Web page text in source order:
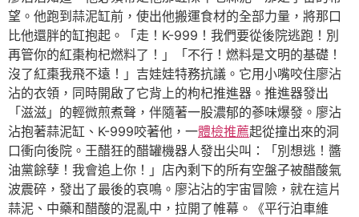
望。他跑到蒜泥缸前，使出他搬運食材的全部力量，將那口
比他還胖的缸抱起。「走！K-999！我們要從後院逃跑！別
再管你的紅棗枸杞燃料了！」「不行！燃料是文明的基礎！
沒了紅棗我飛不遠！」吉娃娃特務抗議。它用小嘴咬住廖沾
沾的衣領，同時開啟了它背上的枸杞推進器。推進器發出
「滋滋」的輕微煎煮聲，伴隨著一股濃郁的蔘味爆發。廖沾
沾抱著蒜泥缸、K-999咬著他，一體檢推薦起從撞出來的洞
口衝向後院。王醋狂的醋罐機器人發出尖叫：「別想逃！醬
油黨餘孽！我會追上你！」店內剩下的所有空盤子被醋酸氣
波震碎，發出了最後的哀鳴。廖沾沾的宇宙冒險，就在這片
蒜泥、中藥和醋酸的混亂中，拉開了帷幕。《平行泊車維